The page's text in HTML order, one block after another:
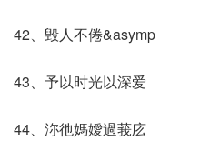
42、毁人不倦&asymp
43、予以时光以深爱
44、沵彵媽嬡過莪庅